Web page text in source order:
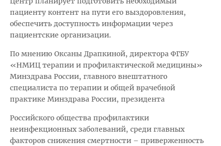
пациенту контент на пути его выздоровления,
обеспечить доступность информации через
пациентские организации.
По мнению Оксаны Драпкиной, директора ФГБУ
«НМИЦ терапии и профилактической медицины»
Минздрава России, главного внештатного
специалиста по терапии и общей врачебной
практике Минздрава России, президента
Российского общества профилактики
неинфекционных заболеваний, среди главных
факторов снижения смертности – приверженность